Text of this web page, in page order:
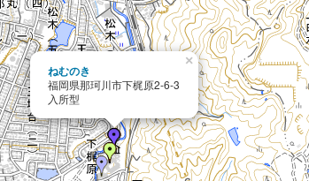
ねむのき
福岡県那珂川市下梶原2-6-3
入所型
×